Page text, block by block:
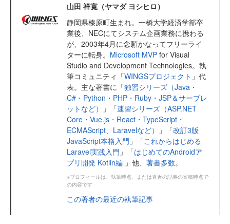
山田 祥寛（ヤマダ ヨシヒロ）
静岡県榛原町生まれ。一橋大学経済学部卒
業後、NECにてシステム企画業務に携わる
が、2003年4月に念願かなってフリーライ
ターに転身。 Microsoft MVP for Visual
Studio and Development Technologies。執
筆コミュニティ「WINGSプロジェクト 」代
表。主な著書に「独習シリーズ（Java・
C#・Python・PHP・Ruby・JSP＆サーブレ
ットなど）
」「速習シリーズ（ASP.NET
Core・Vue.js・React・TypeScript・
ECMAScript、Laravelなど）
」「改訂3版
JavaScript本格入門 」「これからはじめる
Laravel実践入門 」「はじめてのAndroidア
プリ開発 Kotlin編 」他、 著書多数。
※プロフィールは、執筆時点、または直近の記事の寄稿時点で
の内容です
この著者の最近の執筆記事